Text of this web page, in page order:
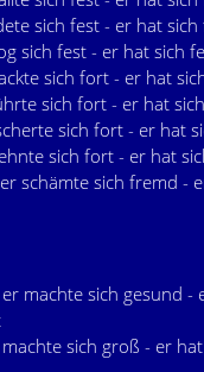
sich fest - er hat
sich fest - er hat sich
sich fort - er hat
sich fort - er hat
sich fort - er hat
sich fort - er hat
schämte sich fremd -
machte sich gesund -
sich groß - er